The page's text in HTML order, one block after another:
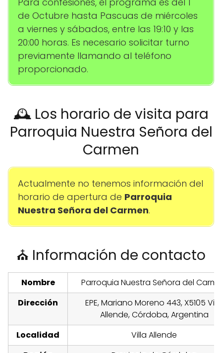
de Octubre hasta Pascuas de miércoles
a viernes y sábados, entre las 19:10 y las
20:00 horas. Es necesario solicitar turno
previamente llamando al teléfono
proporcionado.
🕰️ Los horario de visita para
Parroquia Nuestra Señora del
Carmen
Actualmente no tenemos información del
horario de apertura de Parroquia
Nuestra Señora del Carmen.
⛪ Información de contacto
Nombre
Parroquia Nuestra Señora del
Dirección
EPE, Mariano Moreno 443, X5105
Allende, Córdoba, Argentina
Localidad
Villa Allende